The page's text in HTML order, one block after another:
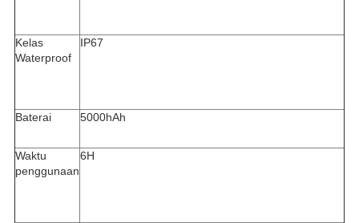
Kelas
Waterproof
IP67
Baterai 5000hAh
Waktu
penggunaan
6H